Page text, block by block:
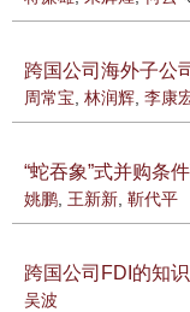
跨国公司海外子公
周常宝, 林润辉, 李康
“蛇吞象”式并购条
姚鹏, 王新新, 靳代平
跨国公司FDI的知
吴波